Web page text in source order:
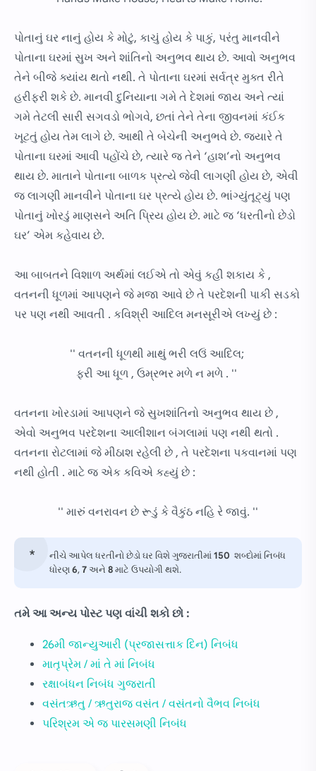
પોતાનું ઘર નાનું હોય કે મોટું, કાચું હોય કે પાકું, પરંતુ માનવીને
પોતાના ઘરમાં સુખ અને શાંતિનો અનુભવ થાય છે. આવો અનુભવ
તેને બીજે ક્યાંય થતો નથી. તે પોતાના ઘરમાં સર્વત્ર મુક્ત રીતે
હરીફરી શકે છે. માનવી દુનિયાના ગમે તે દેશમાં જાય અને ત્યાં
ગમે તેટલી સારી સગવડો ભોગવે, છતાં તેને તેના જીવનમાં કંઈક
ખૂટતું હોય તેમ લાગે છે. આથી તે બેચેની અનુભવે છે. જ્યારે તે
પોતાના ઘરમાં આવી પહોંચે છે, ત્યારે જ તેને ‘હાશ’નો અનુભવ
થાય છે. માતાને પોતાના બાળક પ્રત્યે જેવી લાગણી હોય છે, એવી
જ લાગણી માનવીને પોતાના ઘર પ્રત્યે હોય છે. ભાંગ્યુંતૂટ્યું પણ
પોતાનું ખોરડું માણસને અતિ પ્રિય હોય છે. માટે જ ‘ધરતીનો છેડો
ઘર’ એમ કહેવાય છે.
આ બાબતને વિશાળ અર્થમાં લઈએ તો એવું કહી શકાય કે ,
વતનની ધૂળમાં આપણને જે મજા આવે છે તે પરદેશની પાકી સડકો
પર પણ નથી આવતી . કવિશ્રી આદિલ મનસૂરીએ લખ્યું છે :
'' વતનની ધૂળથી માથું ભરી લઉં આદિલ;
ફરી આ ધૂળ , ઉમ્રભર મળે ન મળે . ''
વતનના ખોરડામાં આપણને જે સુખશાંતિનો અનુભવ થાય છે ,
એવો અનુભવ પરદેશના આલીશાન બંગલામાં પણ નથી થતો .
વતનના રોટલામાં જે મીઠાશ રહેલી છે , તે પરદેશના પકવાનમાં પણ
નથી હોતી . માટે જ એક કવિએ કહ્યું છે :
'' મારું વનરાવન છે રૂડું કે વૈકુંઠ નહિ રે જાવું. ''
નીચે આપેલ ધરતીનો છેડો ઘર વિશે ગુજરાતીમાં150 શબ્દોમાં નિબંધ
ધોરણ6,7અને 8માટે ઉપયોગી થશે.
તમે આ અન્ય પોસ્ટ પણ વાંચી શકો છો :
26મી જાન્યુઆરી (પ્રજાસત્તાક દિન) નિબંધ
માતૃપ્રેમ / માં તે માં નિબંધ
રક્ષાબંધન નિબંધ ગુજરાતી
વસંતઋતુ / ઋતુરાજ વસંત / વસંતનો વૈભવ નિબંધ
પરિશ્રમ એ જ પારસમણી નિબંધ